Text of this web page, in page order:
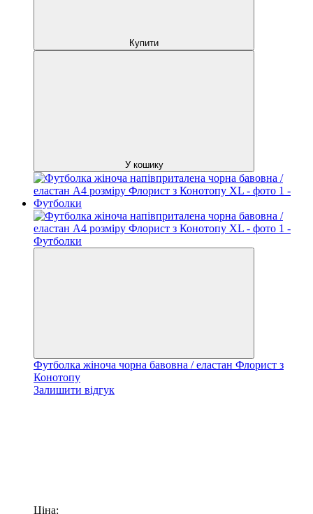
Купити
У кошику
Футболка жіноча чорна бавовна / еластан Флорист з
Конотопу
Залишити відгук
Ціна: